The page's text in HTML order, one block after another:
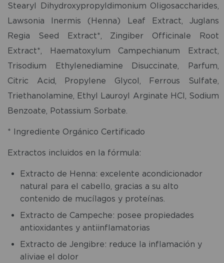
Stearyl Dihydroxypropyldimonium Oligosaccharides,
Lawsonia Inermis (Henna) Leaf Extract, Juglans
Regia Seed Extract*, Zingiber Officinale Root
Extract*, Haematoxylum Campechianum Extract,
Trisodium Ethylenediamine Disuccinate, Parfum,
Citric Acid, Propylene Glycol, Ferrous Sulfate,
Triethanolamine, Ethyl Lauroyl Arginate HCl, Sodium
Benzoate, Potassium Sorbate.
* Ingrediente Orgánico Certificado
Extractos incluidos en la fórmula:
Extracto de Henna: excelente acondicionador
natural para el cabello, gracias a su alto
contenido de mucílagos y proteínas.
Extracto de Campeche: posee propiedades
antioxidantes y antiinflamatorias
Extracto de Jengibre: reduce la inflamación y
aliviae el dolor